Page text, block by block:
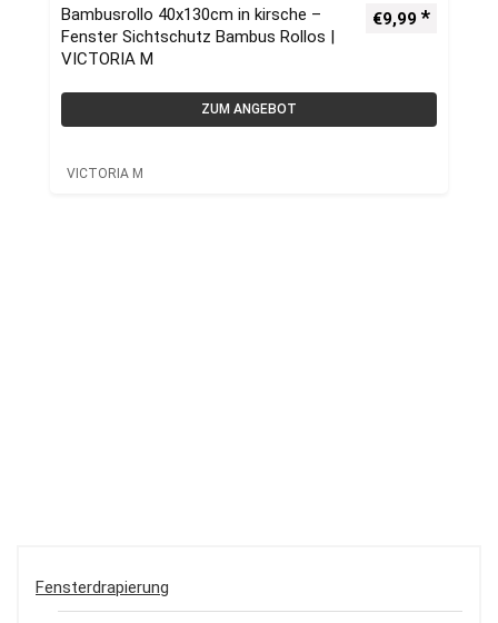
Bambusrollo 40x130cm in kirsche –
Fenster Sichtschutz Bambus Rollos |
VICTORIA M
€9,99
ZUM ANGEBOT
VICTORIA M
Fensterdrapierung